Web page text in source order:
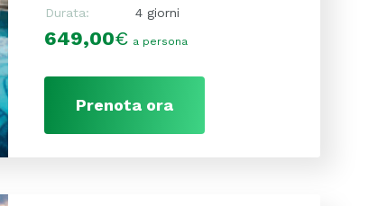
Durata:
4 giorni
649,00€ a persona
Prenota ora